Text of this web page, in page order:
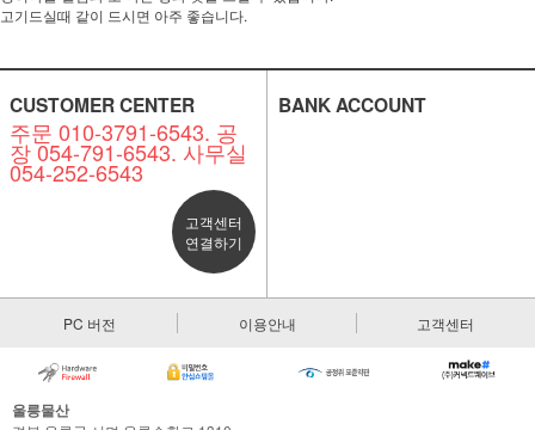
고기드실때 같이 드시면 아주 좋습니다.
CUSTOMER CENTER
주문 010-3791-6543. 공
장 054-791-6543. 사무실
054-252-6543
고객센터
연결하기
BANK ACCOUNT
PC 버전 이용안내 고객센터
울릉물산